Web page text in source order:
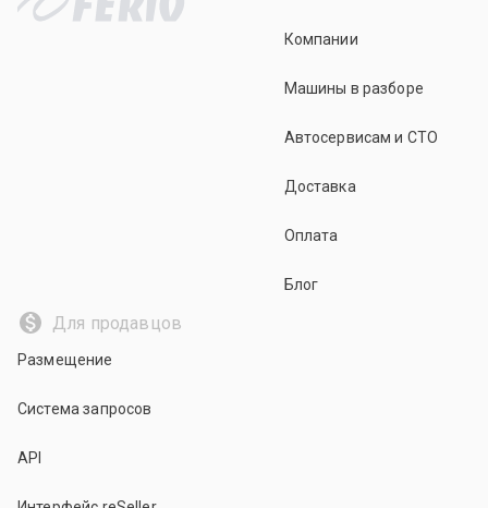
Компании
Машины в разборе
Автосервисам и СТО
Доставка
Оплата
Блог
Для продавцов
Размещение
Система запросов
API